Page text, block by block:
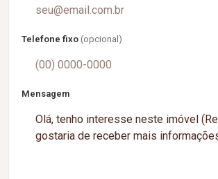
Telefone fixo (opcional)
Mensagem